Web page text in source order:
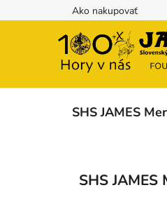
na
Ako nakupovať
SHS JAMES
Preskočiť
kategórie
SHS JAMES